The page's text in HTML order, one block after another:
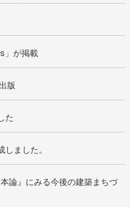
」が掲載
版
た
ました。
論』にみる今後の建築まちづ